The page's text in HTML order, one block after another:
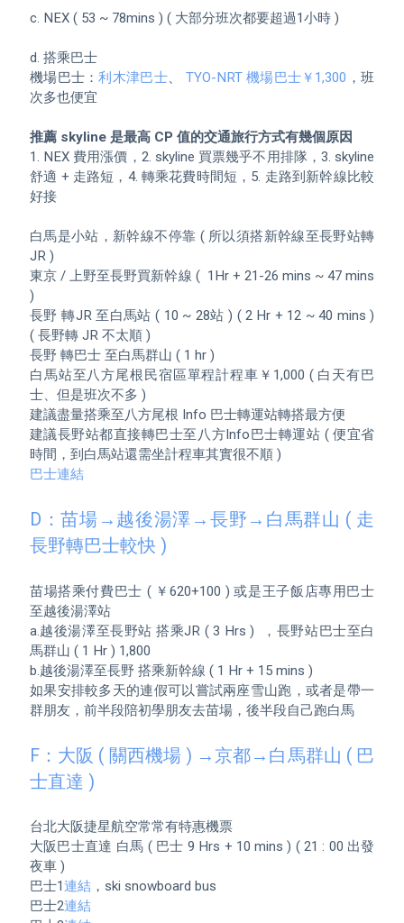
c. NEX ( 53 ~ 78mins ) ( 大部分班次都要超過1小時 )
d. 搭乘巴士
機場巴士：利木津巴士、 TYO-NRT 機場巴士￥1,300 ，班
次多也便宜
推薦 skyline 是最高 CP 值的交通旅行方式有幾個原因
1. NEX 費用漲價，2. skyline 買票幾乎不用排隊，3. skyline
舒適 + 走路短，4. 轉乘花費時間短，5. 走路到新幹線比較
好接
白馬是小站，新幹線不停靠 ( 所以須搭新幹線至長野站轉
JR )
東京 / 上野至長野買新幹線 (  1Hr + 21-26 mins ~ 47 mins
)
長野 轉JR 至白馬站 ( 10 ~ 28站 ) ( 2 Hr + 12 ~ 40 mins )
( 長野轉 JR 不太順 )
長野 轉巴士 至白馬群山 ( 1 hr )
白馬站至八方尾根民宿區單程計程車￥1,000 ( 白天有巴
士、但是班次不多 )
建議盡量搭乘至八方尾根 Info 巴士轉運站轉搭最方便
建議長野站都直接轉巴士至八方Info巴士轉運站 ( 便宜省
巴士連結
D：苗場→越後湯澤→長野→白馬群山 ( 走
長野轉巴士較快 )
苗場搭乘付費巴士 ( ￥620+100 ) 或是王子飯店專用巴士
至越後湯澤站
a.越後湯澤至長野站 搭乘JR ( 3 Hrs )  ，長野站巴士至白
馬群山 ( 1 Hr ) 1,800
b.越後湯澤至長野 搭乘新幹線 ( 1 Hr + 15 mins )
如果安排較多天的連假可以嘗試兩座雪山跑，或者是帶一
群朋友，前半段陪初學朋友去苗場，後半段自己跑白馬
F：大阪 ( 關西機場 ) →京都→白馬群山 ( 巴
士直達 )
台北大阪捷星航空常常有特惠機票
大阪巴士直達 白馬 ( 巴士 9 Hrs + 10 mins ) ( 21 : 00 出發
夜車 )
巴士1連結，ski snowboard bus
巴士2連結